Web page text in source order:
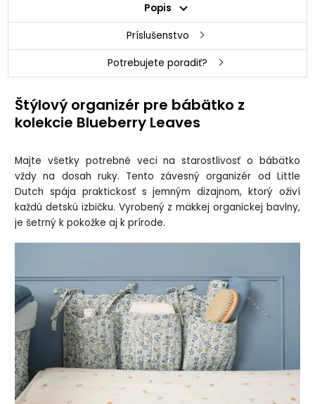
Popis
Príslušenstvo
Potrebujete poradiť?
Štýlový organizér pre bábätko z
kolekcie Blueberry Leaves
Majte všetky potrebné veci na starostlivosť o bábätko
vždy na dosah ruky. Tento závesný organizér od Little
Dutch spája praktickosť s jemným dizajnom, ktorý oživí
každú detskú izbičku. Vyrobený z mäkkej organickej bavlny,
je šetrný k pokožke aj k prírode.